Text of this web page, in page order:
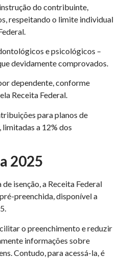
do contribuinte,
respeitando o limite individual
e psicológicos –
devidamente comprovados.​
dependente, conforme
Receita Federal.​
para planos de
a 12% dos
2025
isenção, a Receita Federal
preenchida, disponível a
o preenchimento e reduzir
informações sobre
Contudo, para acessá-la, é